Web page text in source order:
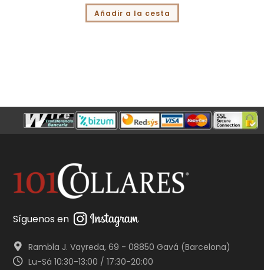
Añadir a la cesta
Síguenos en
Rambla J. Vayreda, 69 - 08850 Gavá (Barcelona)
Lu-Sá 10:30-13:00 / 17:30-20:00